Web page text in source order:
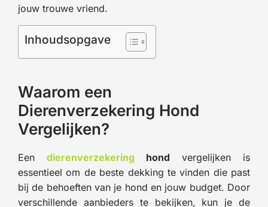
jouw trouwe vriend.
Inhoudsopgave
Waarom een
Dierenverzekering Hond
Vergelijken?
Een dierenverzekering hond vergelijken is
essentieel om de beste dekking te vinden die past
bij de behoeften van je hond en jouw budget. Door
verschillende aanbieders te bekijken, kun je de